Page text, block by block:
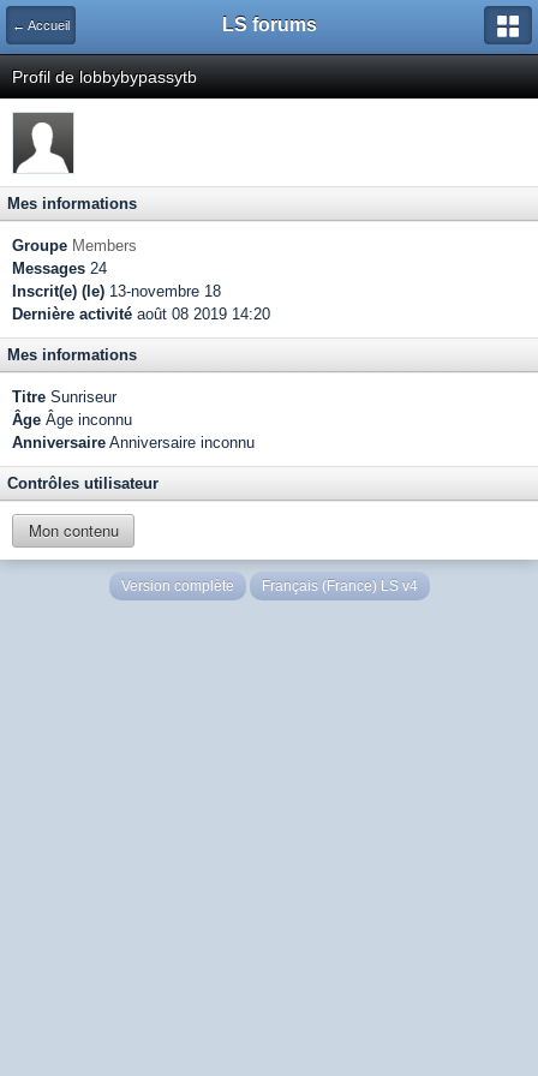
← Accueil LS forums
Profil de lobbybypassytb
Mes informations
Groupe Members
Messages 24
Inscrit(e) (le) 13-novembre 18
Dernière activité août 08 2019 14:20
Mes informations
Titre Sunriseur
Âge Âge inconnu
Anniversaire Anniversaire inconnu
Contrôles utilisateur
Mon contenu
Version complète Français (France) LS v4